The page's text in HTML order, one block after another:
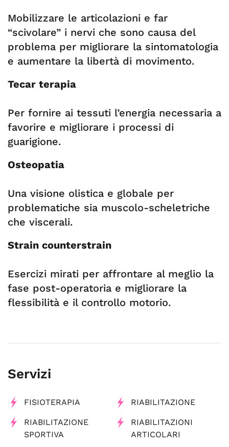
Mobilizzare le articolazioni e far
“scivolare” i nervi che sono causa del
problema per migliorare la sintomatologia
e aumentare la libertà di movimento.
Tecar terapia
Per fornire ai tessuti l’energia necessaria a
favorire e migliorare i processi di
guarigione.
Osteopatia
Una visione olistica e globale per
problematiche sia muscolo-scheletriche
che viscerali.
Strain counterstrain
Esercizi mirati per affrontare al meglio la
fase post-operatoria e migliorare la
flessibilità e il controllo motorio.
Servizi
FISIOTERAPIA RIABILITAZIONE
RIABILITAZIONE
SPORTIVA
RIABILITAZIONI
ARTICOLARI